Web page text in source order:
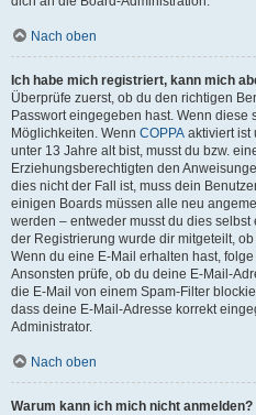
Nach oben
Ich habe mich registriert, kann mich
Überprüfe zuerst, ob du den richtigen
Passwort eingegeben hast. Wenn diese
Möglichkeiten. Wenn COPPA aktiviert ist
unter 13 Jahre alt bist, musst du bzw.
Erziehungsberechtigten den
dies nicht der Fall ist, muss dein
einigen Boards müssen alle neu
werden – entweder musst du dies
der Registrierung wurde dir mitgeteilt,
Wenn du eine E-Mail erhalten hast,
Ansonsten prüfe, ob du deine E-Mail-
die E-Mail von einem Spam-Filter
dass deine E-Mail-Adresse korrekt
Administrator.
Nach oben
Warum kann ich mich nicht anmelden?